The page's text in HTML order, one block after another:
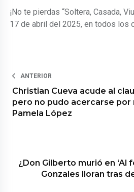
¡No te pierdas “Soltera, Casada,
17 de abril del 2025, en todos los
ANTERIOR
Christian Cueva acude al
pero no pudo acercarse
Pamela López
¿Don Gilberto murió en ‘Al
Gonzales lloran tras